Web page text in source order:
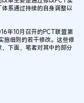
系通过持续的自身调整以
年10月召开的PCT联盟第
施细则的若干修改。这些修
下面，笔者对其中的部分